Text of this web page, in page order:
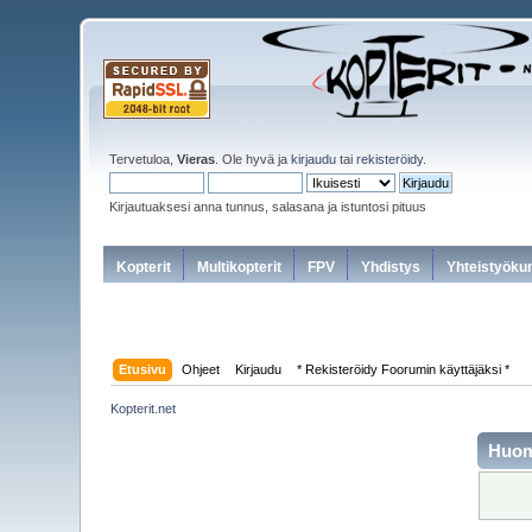
Tervetuloa,Vieras . Ole hyvä jakirjaudu tairekisteröidy.
Kirjautuaksesi anna tunnus, salasana ja istuntosi pituus
Kopterit Multikopterit FPV Yhdistys
Etusivu Ohjeet Kirjaudu * Rekisteröidy Foorumin käyttäjäksi *
Kopterit.net